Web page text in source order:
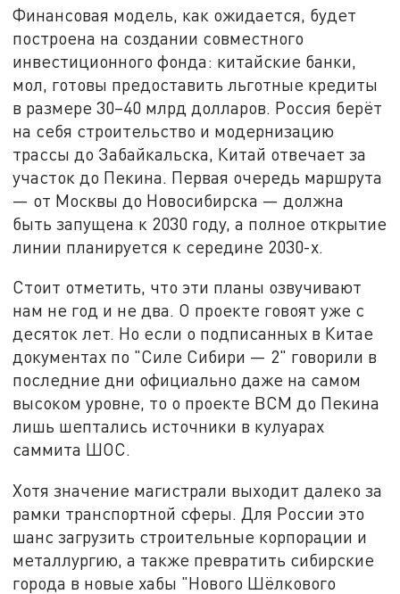
Финансовая модель, как ожидается, будет
построена на создании совместного
инвестиционного фонда: китайские банки,
мол, готовы предоставить льготные кредиты
в размере 30–40 млрд долларов. Россия берёт
на себя строительство и модернизацию
трассы до Забайкальска, Китай отвечает за
участок до Пекина. Первая очередь маршрута
— от Москвы до Новосибирска — должна
быть запущена к 2030 году, а полное открытие
линии планируется к середине 2030-х.
Стоит отметить, что эти планы озвучивают
нам не год и не два. О проекте говоят уже с
десяток лет. Но если о подписанных в Китае
документах по "Силе Сибири — 2" говорили в
последние дни официально даже на самом
высоком уровне, то о проекте ВСМ до Пекина
лишь шептались источники в кулуарах
саммита ШОС.
Хотя значение магистрали выходит далеко за
рамки транспортной сферы. Для России это
шанс загрузить строительные корпорации и
металлургию, а также превратить сибирские
города в новые хабы "Нового Шёлкового